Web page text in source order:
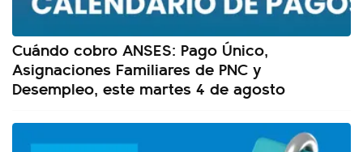
Cuándo cobro ANSES: Pago Único,
Asignaciones Familiares de PNC y
Desempleo, este martes 4 de agosto